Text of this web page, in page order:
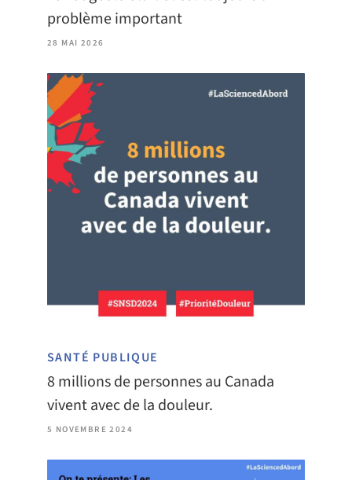
problème important
28 MAI 2026
SANTÉ PUBLIQUE
8 millions de personnes au Canada
vivent avec de la douleur.
5 NOVEMBRE 2024